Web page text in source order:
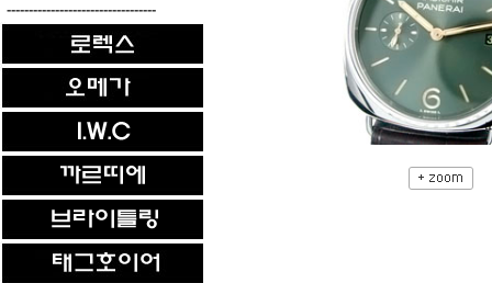
----------------------------------